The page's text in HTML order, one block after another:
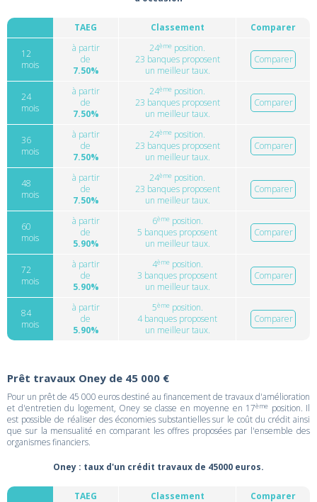
TAEG Classement Comparer
12
mois
à partir
de
7.50%
24ème position.
23 banques proposent
un meilleur taux.
Comparer
24
mois
à partir
de
7.50%
24ème position.
23 banques proposent
un meilleur taux.
Comparer
36
mois
à partir
de
7.50%
24ème position.
23 banques proposent
un meilleur taux.
Comparer
48
mois
à partir
de
7.50%
24ème position.
23 banques proposent
un meilleur taux.
Comparer
60
mois
à partir
de
5.90%
6èmeposition.
5 banques proposent
un meilleur taux.
Comparer
72
mois
à partir
de
5.90%
4èmeposition.
3 banques proposent
un meilleur taux.
Comparer
84
mois
à partir
de
5.90%
5èmeposition.
4 banques proposent
un meilleur taux.
Comparer
Prêt travaux Oney de 45 000 €
Pour un prêt de 45 000 euros destiné au financement de travaux d'amélioration
et d'entretien du logement, Oney se classe en moyenne en 17ème position. Il
est possible de réaliser des économies substantielles sur le coût du crédit ainsi
que sur la mensualité en comparant les offres proposées par l'ensemble des
organismes financiers.
Oney : taux d'un crédit travaux de 45000 euros.
TAEG Classement Comparer